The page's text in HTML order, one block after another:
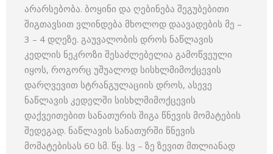
არარსებობა. ბოყინი და ღებინება შეგუბებითი
შიგთავსით ვლინდება მხოლოდ დაავადების მე –
3 – 4 დღეზე. გაუვალობის დროს ნაწლავის
კედლის ნეკროზი შესაძლებელია გამოწვეული
იყოს, როგორც უშუალოდ სისხლმიმოქცევის
დარღვევით სტრანგულაციის დროს, ასევე
ნაწლავის კედელში სისხლმიმოქცევის
დაქვეითებით სანათურის შიგა წნევის მომატების
შედეგად. ნაწლავის სანათურში წნევის
მომატებისას 60 სმ. წყ. სვ – ზე ზევით მთლიანად